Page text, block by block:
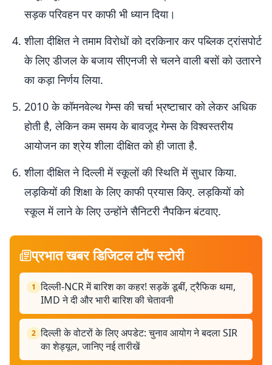
सड़क परिवहन पर काफी भी ध्यान दिया।
शीला दीक्षित ने तमाम विरोधों को दरकिनार कर पब्लिक ट्रांसपोर्ट
के लिए डीजल के बजाय सीएनजी से चलने वाली बसों को उतारने
का कड़ा निर्णय लिया.
2010 के कॉमनवेल्थ गेम्स की चर्चा भ्रष्टाचार को लेकर अधिक
होती है, लेकिन कम समय के बावजूद गेम्स के विश्वस्तरीय
आयोजन का श्रेय शीला दीक्षित को ही जाता है.
शीला दीक्षित ने दिल्ली में स्कूलों की स्थिति में सुधार किया.
लड़कियों की शिक्षा के लिए काफी प्रयास किए. लड़कियों को
स्कूल में लाने के लिए उन्होंने सैनिटरी नैपकिन बंटवाए.
प्रभात खबर डिजिटल टॉप स्टोरी
1 दिल्ली-NCR में बारिश का कहर! सड़कें डूबीं, ट्रैफिक थमा,
IMD ने दी और भारी बारिश की चेतावनी
2 दिल्ली के वोटरों के लिए अपडेट: चुनाव आयोग ने बदला SIR
का शेड्यूल, जानिए नई तारीखें